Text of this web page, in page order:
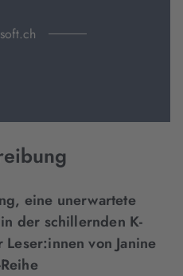
eine unerwartete
der schillernden K-
von Janine